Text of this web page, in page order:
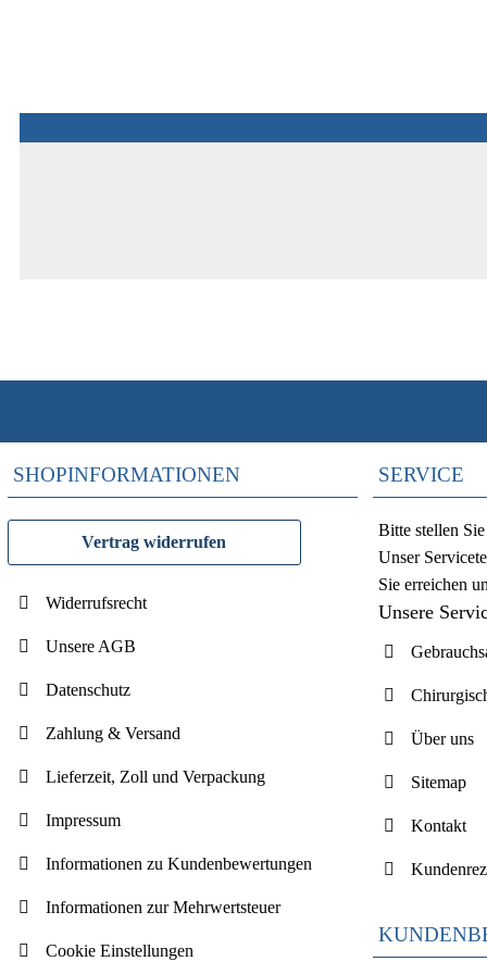
SHOPINFORMATIONEN
Vertrag widerrufen
Widerrufsrecht
Unsere AGB
Datenschutz
Zahlung & Versand
Lieferzeit, Zoll und Verpackung
Impressum
Informationen zu Kundenbewertungen
Informationen zur Mehrwertsteuer
Cookie Einstellungen
SERVICE
Bitte stellen
Unser
Sie erreichen
Unsere
Über uns
Sitemap
Kontakt